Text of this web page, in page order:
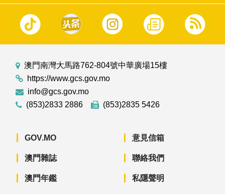
澳門南灣大馬路762-804號中華廣場15樓
https://www.gcs.gov.mo
info@gcs.gov.mo
(853)2833 2886
(853)2835 5426
GOV.MO
澳門雜誌
澳門年鑑
意見信箱
聯絡我們
私隱聲明